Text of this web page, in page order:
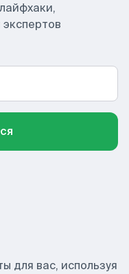
для вас, используя